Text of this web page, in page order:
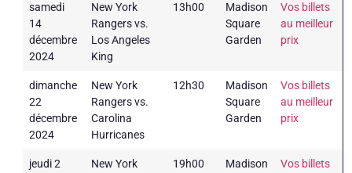
samedi
14
décembre
2024
New York
Rangers vs.
Los Angeles
King
13h00
Madison
Square
Garden
Vos billets
au meilleur
prix
dimanche
22
décembre
2024
New York
Rangers vs.
Carolina
Hurricanes
12h30
Madison
Square
Garden
Vos billets
au meilleur
prix
jeudi 2
New York
19h00
Madison
Vos billets